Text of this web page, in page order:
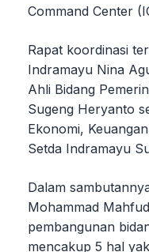
Command Center
Rapat koordinasi
Indramayu Nina
Ahli Bidang
Sugeng Heryanto
Ekonomi,
Setda Indramayu
Dalam
Mohammad
pembangunan
mencakup 5 hal